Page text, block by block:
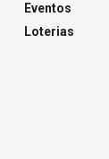
Eventos
Loterias